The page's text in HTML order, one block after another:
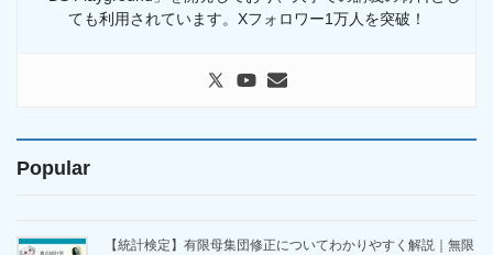
ても利用されています。Xフォロワー1万人を突破！
Popular
【統計検定】有限母集団修正についてわかりやすく解説｜無限